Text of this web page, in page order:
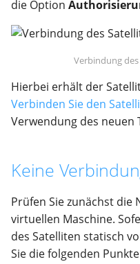
die Option
Verbindung
Hierbei erhält der
Verbinden Sie den
Verwendung des neuen
Keine
Prüfen Sie zunächst
virtuellen Maschine.
des Satelliten statisch
Sie die folgenden